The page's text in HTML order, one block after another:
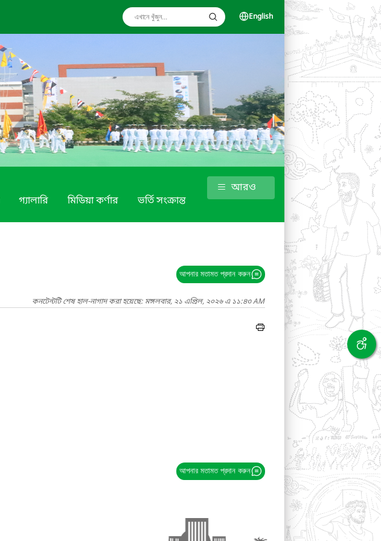
English
গ্যালারি মিডিয়া কর্ণার ভর্তি সংক্রান্ত
আরও
আপনার মতামত প্রদান করুন
কনটেন্টটি শেষ হাল-নাগাদ করা হয়েছে: মঙ্গলবার, ২১ এপ্রিল, ২০২৬ এ ১১:৪৩ AM
আপনার মতামত প্রদান করুন